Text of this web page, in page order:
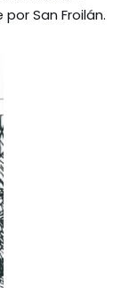
San Froilán.